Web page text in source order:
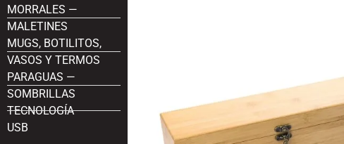
MORRALES —
MALETINES
MUGS, BOTILITOS,
VASOS Y TERMOS
PARAGUAS —
SOMBRILLAS
TECNOLOGÍA
USB